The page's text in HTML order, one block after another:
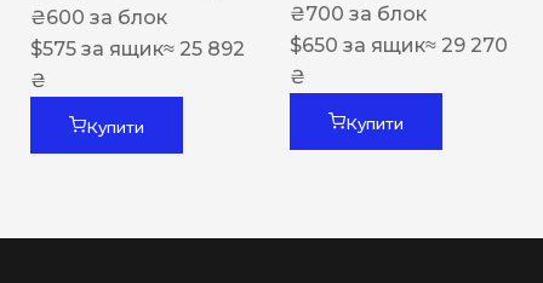
₴600 за блок
$575 за ящик≈ 25 892
₴
Купити
₴700 за блок
$650 за ящик≈ 29 270
₴
Купити